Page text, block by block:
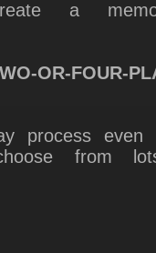
OR-FOUR-
process even
from